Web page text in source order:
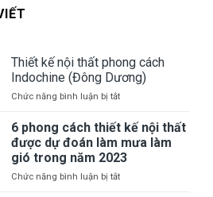
Thiết kế nội thất phong cách
Indochine (Đông Dương)
Chức năng bình luận bị tắtở
kế
thất
phong
cách
6 phong cách thiết kế nội thất
được dự đoán làm mưa làm
gió trong năm 2023
Chức năng bình luận bị tắtở